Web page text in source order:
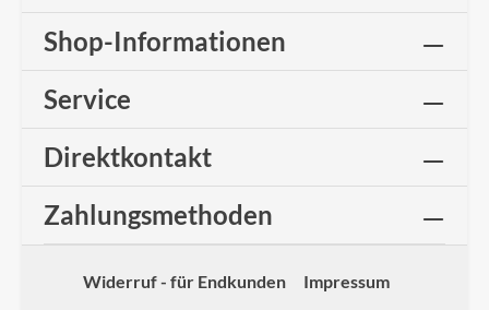
Shop-Informationen
Service
Direktkontakt
Zahlungsmethoden
Widerruf - für Endkunden
Impressum